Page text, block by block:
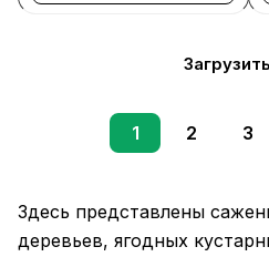
1 2 3
Здесь представлены
деревьев, ягодных